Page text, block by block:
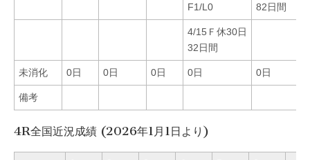
F1/L0
82日間
4/15Ｆ休30日
32日間
未消化 0日 0日 0日 0日 0日
備考
4R全国近況成績 (2026年1月1日より)